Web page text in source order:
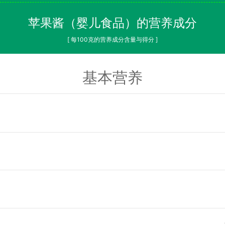
苹果酱（婴儿食品）的营养成分
[ 每100克的营养成分含量与得分 ]
基本营养